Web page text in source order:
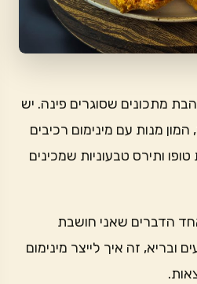
מתכונים שסוגרים פינה. יש
מנות עם מינימום רכיבים
ותירס טבעוניות שמכינים
הדברים שאני חושבת
ובריא, זה איך לייצר מינימום